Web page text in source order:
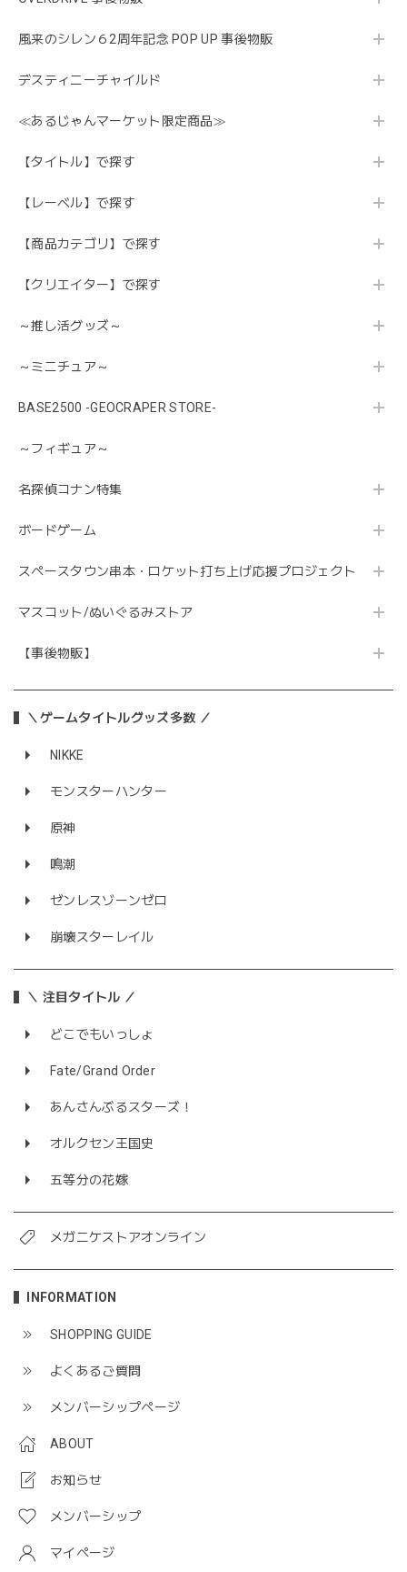
風来のシレン６2周年記念 POP UP 事後物販
デスティニーチャイルド
≪あるじゃんマーケット限定商品≫
【タイトル】で探す
【レーベル】で探す
【商品カテゴリ】で探す
【クリエイター】で探す
～推し活グッズ～
～ミニチュア～
BASE2500 -GEOCRAPER STORE-
～フィギュア～
名探偵コナン特集
ボードゲーム
スペースタウン串本・ロケット打ち上げ応援プロジェクト
マスコット/ぬいぐるみストア
【事後物販】
＼ゲームタイトルグッズ多数 ／
NIKKE
モンスターハンター
原神
鳴潮
ゼンレスゾーンゼロ
崩壊スターレイル
＼ 注目タイトル ／
どこでもいっしょ
Fate/Grand Order
あんさんぶるスターズ！
オルクセン王国史
五等分の花嫁
メガニケストアオンライン
INFORMATION
SHOPPING GUIDE
よくあるご質問
メンバーシップページ
ABOUT
お知らせ
メンバーシップ
マイページ